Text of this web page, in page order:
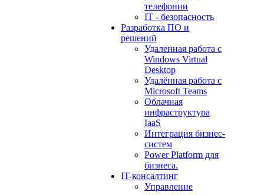
телефонии
IT - безопасность
Разработка ПО и
решений
Удаленная работа с
Windows Virtual
Desktop
Удалённая работа с
Microsoft Teams
Облачная
инфраструктура
IaaS
Интеграция бизнес-
систем
Power Platform для
бизнеса.
IT-консалтинг
Управление